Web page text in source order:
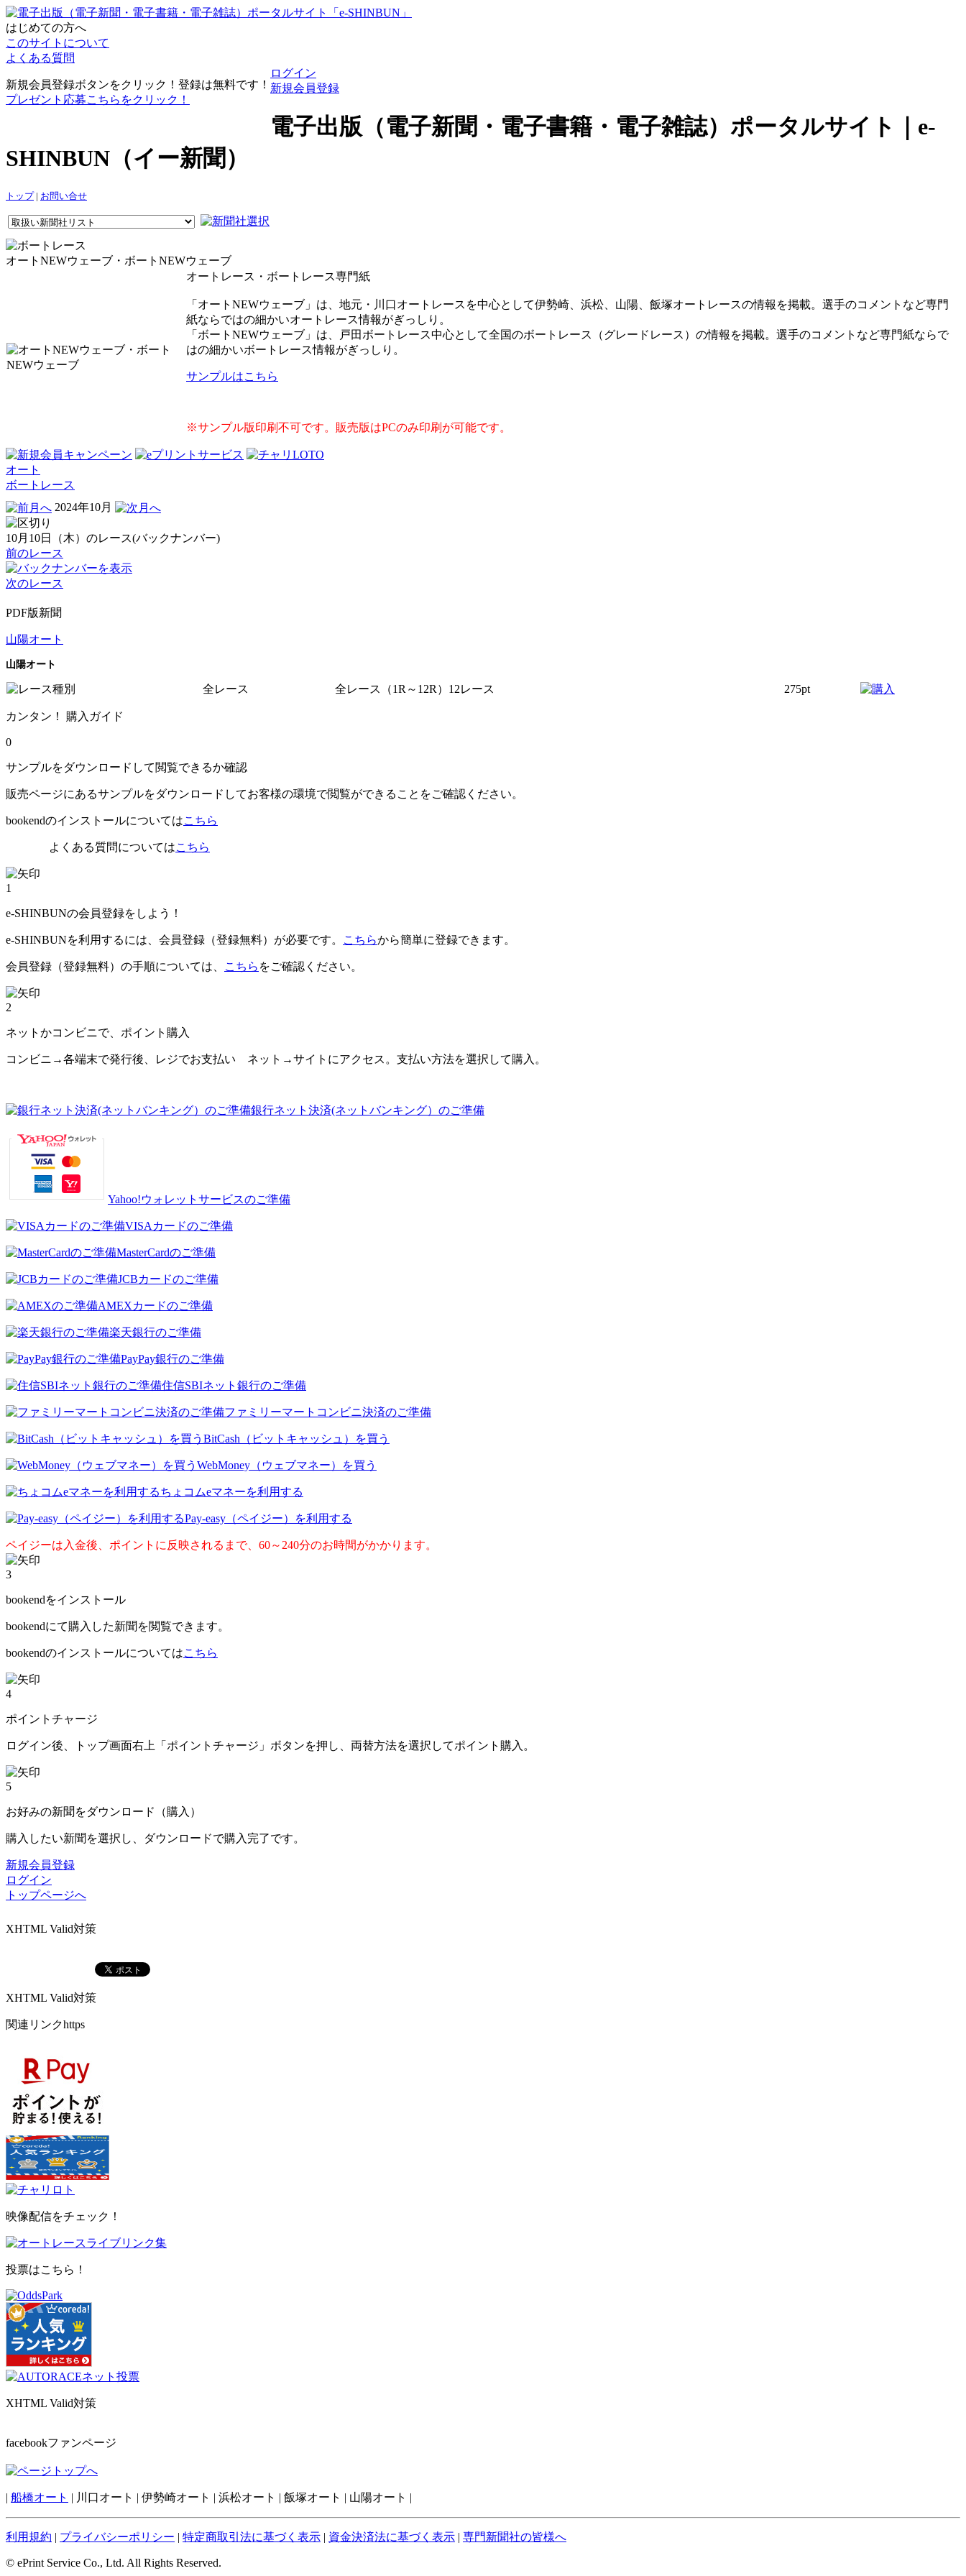
はじめての方へ
このサイトについて
よくある質問
新規会員登録ボタンをクリック！登録は無料です！
プレゼント応募こちらをクリック！
ログイン
新規会員登録
電子出版（電子新聞・電子書籍・電子雑誌）ポータルサイト｜e-
SHINBUN（イー新聞）
トップ| お問い合せ
オートNEWウェーブ・ボートNEWウェーブ
オートレース・ボートレース専門紙
「オートNEWウェーブ」は、地元・川口オートレースを中心として伊勢崎、浜松、山陽、飯塚オートレースの情報を掲載。選手のコメントなど専門
紙ならではの細かいオートレース情報がぎっしり。
「ボートNEWウェーブ」は、戸田ボートレース中心として全国のボートレース（グレードレース）の情報を掲載。選手のコメントなど専門紙ならで
はの細かいボートレース情報がぎっしり。
サンプルはこちら
※サンプル版印刷不可です。販売版はPCのみ印刷が可能です。
オート
ボートレース
2024年10月
10月10日（木）のレース(バックナンバー)
前のレース
次のレース
PDF版新聞
山陽オート
山陽オート
全レース 全レース（1R～12R）12レース 275pt
カンタン！ 購入ガイド
0
サンプルをダウンロードして閲覧できるか確認
販売ページにあるサンプルをダウンロードしてお客様の環境で閲覧ができることをご確認ください。
bookendのインストールについてはこちら
よくある質問についてはこちら
1
e-SHINBUNの会員登録をしよう！
e-SHINBUNを利用するには、会員登録（登録無料）が必要です。 こちらから簡単に登録できます。
会員登録（登録無料）の手順については、 こちら をご確認ください。
2
ネットかコンビニで、ポイント購入
コンビニ→各端末で発行後、レジでお支払い ネット→サイトにアクセス。支払い方法を選択して購入。
銀行ネット決済(ネットバンキング）のご準備
Yahoo!ウォレットサービスのご準備
VISAカードのご準備
MasterCardのご準備
JCBカードのご準備
AMEXカードのご準備
楽天銀行のご準備
PayPay銀行のご準備
住信SBIネット銀行のご準備
ファミリーマートコンビニ決済のご準備
BitCash（ビットキャッシュ）を買う
WebMoney（ウェブマネー）を買う
ちょコムeマネーを利用する
Pay-easy（ペイジー）を利用する
ペイジーは入金後、ポイントに反映されるまで、60～240分のお時間がかかります。
3
bookendをインストール
bookendにて購入した新聞を閲覧できます。
bookendのインストールについてはこちら
4
ポイントチャージ
ログイン後、トップ画面右上「ポイントチャージ」ボタンを押し、両替方法を選択してポイント購入。
5
お好みの新聞をダウンロード（購入）
購入したい新聞を選択し、ダウンロードで購入完了です。
新規会員登録
ログイン
トップページへ
XHTML Valid対策
XHTML Valid対策
関連リンクhttps
映像配信をチェック！
投票はこちら！
XHTML Valid対策
facebookファンページ
| 船橋オート | 川口オート | 伊勢崎オート | 浜松オート | 飯塚オート | 山陽オート |
利用規約 | プライバシーポリシー | 特定商取引法に基づく表示 | 資金決済法に基づく表示 | 専門新聞社の皆様へ
© ePrint Service Co., Ltd. All Rights Reserved.